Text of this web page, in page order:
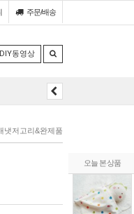
주문/배송
오늘 본 상품
DIY동영상
냇저고리&완제품